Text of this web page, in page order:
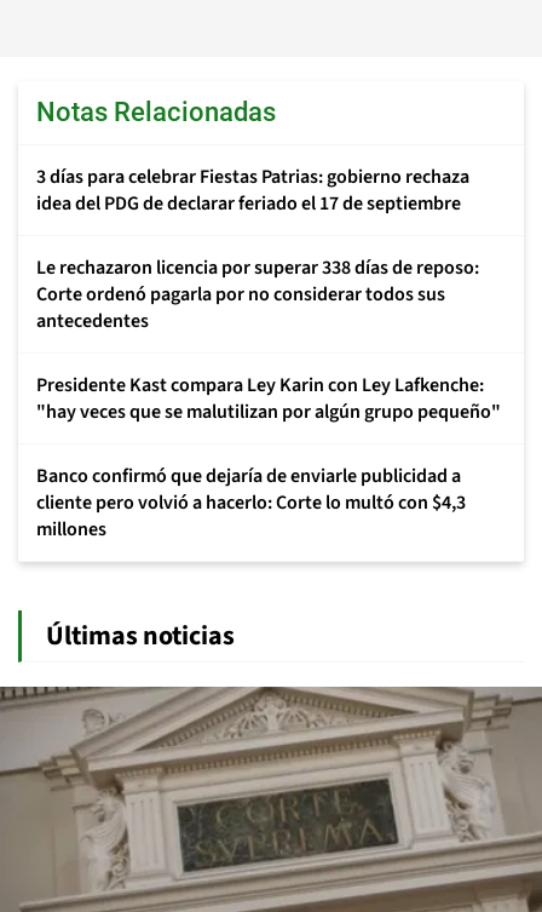
Notas Relacionadas
3 días para celebrar Fiestas Patrias: gobierno rechaza
idea del PDG de declarar feriado el 17 de septiembre
Le rechazaron licencia por superar 338 días de reposo:
Corte ordenó pagarla por no considerar todos sus
antecedentes
Presidente Kast compara Ley Karin con Ley Lafkenche:
"hay veces que se malutilizan por algún grupo pequeño"
Banco confirmó que dejaría de enviarle publicidad a
cliente pero volvió a hacerlo: Corte lo multó con $4,3
millones
Últimas noticias